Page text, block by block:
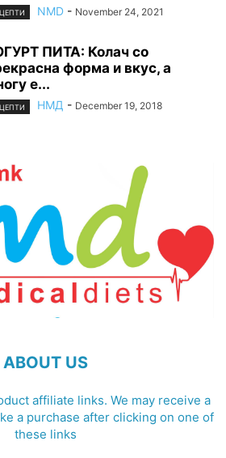
NMD - November 24, 2021
ПИТА: Колач со
форма и вкус, а
е...
НМД - December 19, 2018
ABOUT US
affiliate links. We may receive a
a purchase after clicking on one of
these links